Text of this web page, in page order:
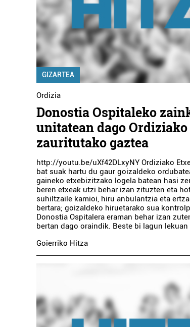
GIZARTEA
Ordizia
Donostia Ospitaleko
unitatean dago
zauritutako gaztea
http://youtu.be/uXf42DLxyNY Ordiziako
bat suak hartu du gaur goizaldeko
gaineko etxebizitzako logela batean hasi
beren etxeak utzi behar izan zituzten eta
suhiltzaile kamioi, hiru anbulantzia eta
bertara; goizaldeko hiruetarako sua
Donostia Ospitalera eraman behar izan
bertan dago oraindik. Beste bi lagun
Goierriko Hitza